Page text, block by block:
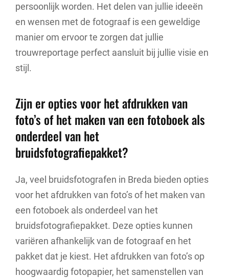
persoonlijk worden. Het delen van jullie ideeën
en wensen met de fotograaf is een geweldige
manier om ervoor te zorgen dat jullie
trouwreportage perfect aansluit bij jullie visie en
stijl.
Zijn er opties voor het afdrukken van
foto’s of het maken van een fotoboek als
onderdeel van het
bruidsfotografiepakket?
Ja, veel bruidsfotografen in Breda bieden opties
voor het afdrukken van foto’s of het maken van
een fotoboek als onderdeel van het
bruidsfotografiepakket. Deze opties kunnen
variëren afhankelijk van de fotograaf en het
pakket dat je kiest. Het afdrukken van foto’s op
hoogwaardig fotopapier, het samenstellen van